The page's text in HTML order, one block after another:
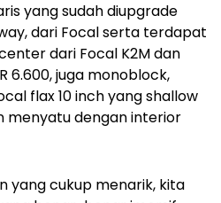
yang sudah diupgrade
dari Focal serta terdapat
dari Focal K2M dan
6.600, juga monoblock,
flax 10 inch yang shallow
menyatu dengan interior
yang cukup menarik, kita